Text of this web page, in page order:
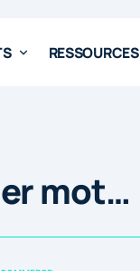
RESSOURCES
mot…